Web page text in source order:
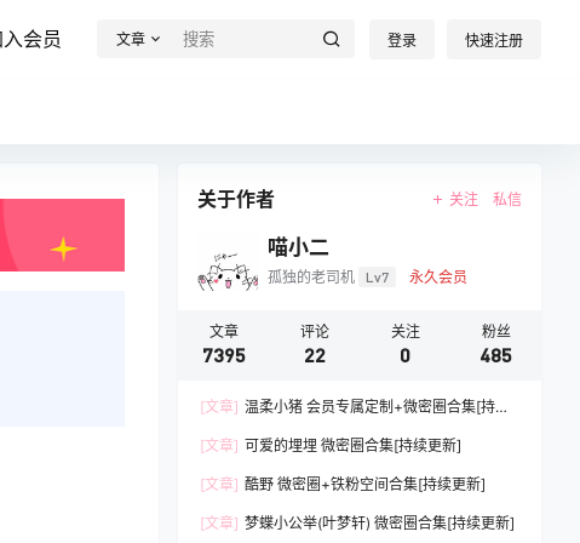
会员 文章 登录 快速注册
关于作者 关注 私信
喵小二
孤独的老司机 Lv7 永久会员
文章
7395
评论
22
关注
0
粉丝
485
[文章] 温柔小猪 会员专属定制+微密圈合集[持续
[文章] 可爱的埋埋 微密圈合集[持续更新]
[文章] 酷野 微密圈+铁粉空间合集[持续更新]
[文章] 梦蝶小公举(叶梦轩) 微密圈合集[持续更新]